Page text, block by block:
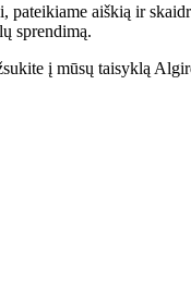
aiškią ir
sprendimą.
į mūsų taisyklą